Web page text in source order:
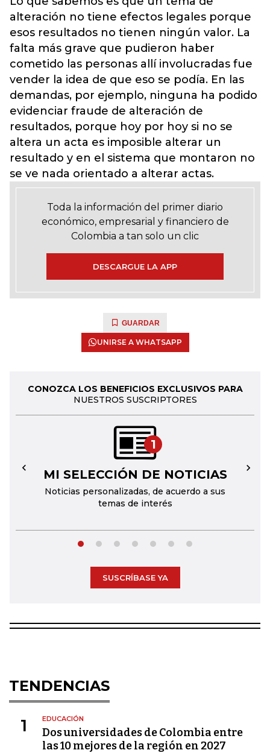
alteración no tiene efectos legales porque
esos resultados no tienen ningún valor. La
falta más grave que pudieron haber
cometido las personas allí involucradas fue
vender la idea de que eso se podía. En las
demandas, por ejemplo, ninguna ha podido
evidenciar fraude de alteración de
resultados, porque hoy por hoy si no se
altera un acta es imposible alterar un
resultado y en el sistema que montaron no
se ve nada orientado a alterar actas.
Toda la información del primer diario
económico, empresarial y financiero de
Colombia a tan solo un clic
DESCARGUE LA APP
GUARDAR
UNIRSE A WHATSAPP
CONOZCA LOS BENEFICIOS EXCLUSIVOS PARA
NUESTROS SUSCRIPTORES
1
MI SELECCIÓN DE NOTICIAS
Noticias personalizadas, de acuerdo a sus
temas de interés
← →
SUSCRÍBASE YA
TENDENCIAS
1 EDUCACIÓN
Dos universidades de Colombia entre
las 10 mejores de la región en 2027